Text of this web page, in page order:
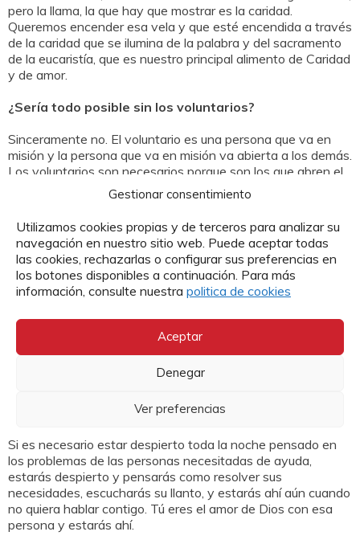
Gestionar consentimiento
Utilizamos cookies propias y de terceros para analizar su
navegación en nuestro sitio web. Puede aceptar todas
las cookies, rechazarlas o configurar sus preferencias en
los botones disponibles a continuación. Para más
información, consulte nuestra politica de cookies
Aceptar
Denegar
Ver preferencias
pero la llama, la que hay que mostrar es la caridad.
Queremos encender esa vela y que esté encendida a través
de la caridad que se ilumina de la palabra y del sacramento
de la eucaristía, que es nuestro principal alimento de Caridad
y de amor.
¿Sería todo posible sin los voluntarios?
Sinceramente no. El voluntario es una persona que va en
misión y la persona que va en misión va abierta a los demás.
Los voluntarios son necesarios porque son los que abren el
camino; ellos son el camino.
Por lo tanto, si no tenemos camino ¿Cómo vamos a llegar a
ningún sitio? El voluntario es ese camino por el cual pueden
andar los otros y se puedan poner de pie, que encuentren un
sitio donde sentarse, que encuentren vestidos y como
solucionar sus problemas. El voluntario es ese camino por el
cual los otros pueden andar.
También es muy importante no poner impedimento al
tiempo que Dios tenga para cada persona.
poner todo el tiempo reglado y estructurado, tenemos
que tener perseverancia y hacer un camino
Si es necesario estar despierto toda la noche pensado en
los problemas de las personas necesitadas de ayuda,
estarás despierto y pensarás como resolver sus
necesidades, escucharás su llanto, y estarás ahí aún cuando
no quiera hablar contigo. Tú eres el amor de Dios con esa
persona y estarás ahí.